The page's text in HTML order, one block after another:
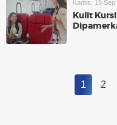
Kamis, 19
Kulit
1 2